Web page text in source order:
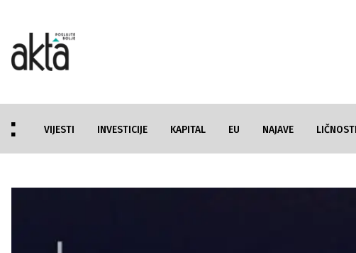
VIJESTI INVESTICIJE KAPITAL EU NAJAVE LIČNOSTI